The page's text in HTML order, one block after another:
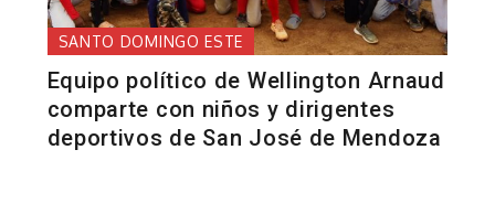
SANTO DOMINGO ESTE
Equipo político de Wellington Arnaud
comparte con niños y dirigentes
deportivos de San José de Mendoza